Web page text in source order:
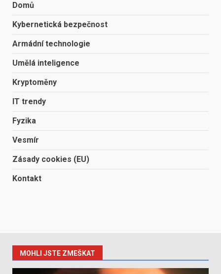
Domů
Kybernetická bezpečnost
Armádní technologie
Umělá inteligence
Kryptoměny
IT trendy
Fyzika
Vesmír
Zásady cookies (EU)
Kontakt
MOHLI JSTE ZMEŠKAT